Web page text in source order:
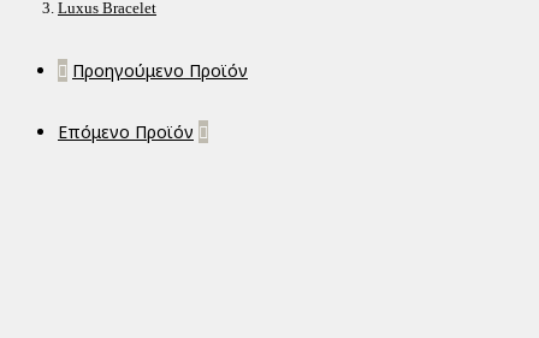
Luxus Bracelet
Προηγούμενο Προϊόν
Επόμενο Προϊόν